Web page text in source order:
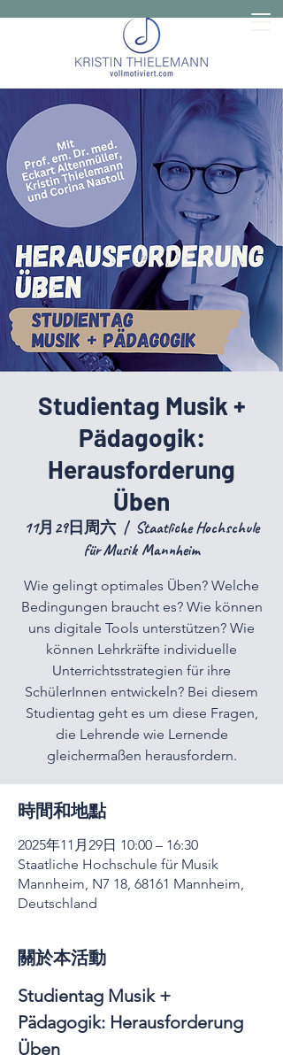
Studientag Musik +
Pädagogik:
Herausforderung
Üben
11月29日周六
  |
Staatliche Hochschule
für Musik Mannheim
Wie gelingt optimales Üben? Welche
Bedingungen braucht es? Wie können
uns digitale Tools unterstützen? Wie
können Lehrkräfte individuelle
Unterrichtsstrategien für ihre
SchülerInnen entwickeln? Bei diesem
Studientag geht es um diese Fragen,
die Lehrende wie Lernende
gleichermaßen herausfordern.
時間和地點
2025年11月29日 10:00 – 16:30
Staatliche Hochschule für Musik
Mannheim, N7 18, 68161 Mannheim,
Deutschland
關於本活動
Studientag Musik +
Pädagogik: Herausforderung
Üben